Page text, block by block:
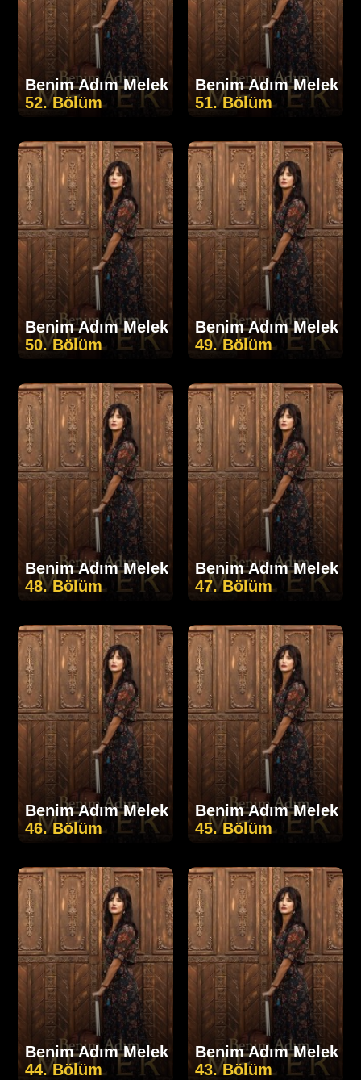
Benim Adım Melek
52. Bölüm
Benim Adım Melek
51. Bölüm
Benim Adım Melek
50. Bölüm
Benim Adım Melek
49. Bölüm
Benim Adım Melek
48. Bölüm
Benim Adım Melek
47. Bölüm
Benim Adım Melek
46. Bölüm
Benim Adım Melek
45. Bölüm
Benim Adım Melek
44. Bölüm
Benim Adım Melek
43. Bölüm